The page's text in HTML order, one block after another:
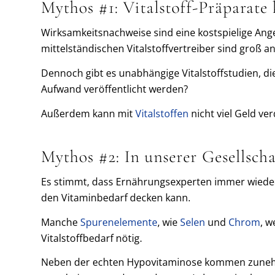
Mythos #1: Vitalstoff-
Wirksamkeitsnachweise sind eine kostspielige
mittelständischen Vitalstoffvertreiber sind groß
Dennoch gibt es unabhängige Vitalstoffstudien,
Aufwand veröffentlicht werden?
Außerdem kann mitVitalstoffen nicht viel Geld
Mythos #2: In unserer
Es stimmt, dass Ernährungsexperten immer
den Vitaminbedarf decken kann.
MancheSpurenelemente, wieSelen und Chrom,
Vitalstoffbedarf nötig.
Neben der echten Hypovitaminose kommen